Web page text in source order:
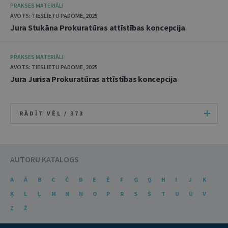
PRAKSES MATERIĀLI
AVOTS: TIESLIETU PADOME, 2025
Jura Stukāna Prokuratūras attīstības koncepcija
PRAKSES MATERIĀLI
AVOTS: TIESLIETU PADOME, 2025
Jura Jurisa Prokuratūras attīstības koncepcija
RĀDĪT VĒL / 373
AUTORU KATALOGS
A Ā B C Č D E Ē F G Ģ H I J
K
Ķ
L Ļ M N Ņ O P R S Š T U Ū
V
Z
Ž